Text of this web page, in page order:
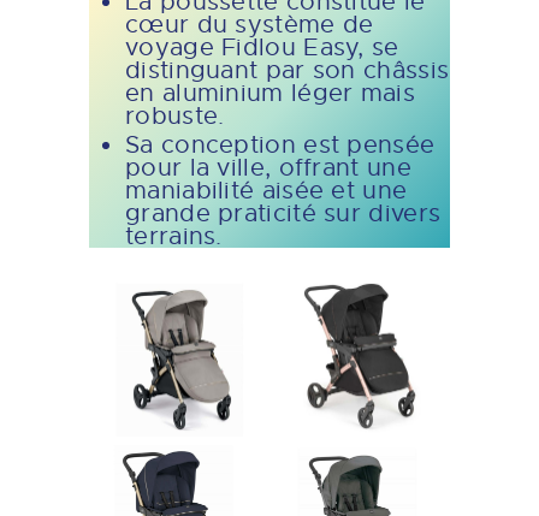
cœur du système de
voyage Fidlou Easy, se
distinguant par son châssis
en aluminium léger mais
robuste.
Sa conception est pensée
pour la ville, offrant une
maniabilité aisée et une
grande praticité sur divers
terrains.